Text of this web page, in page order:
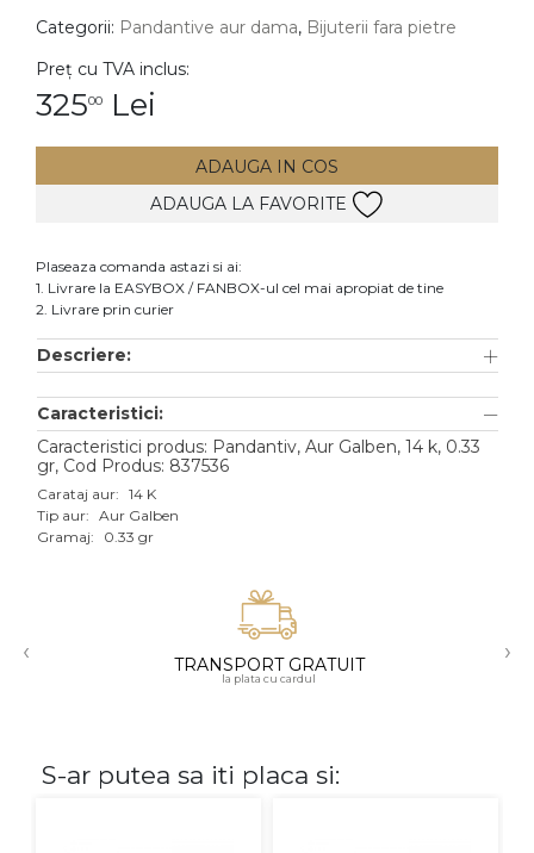
Inele
Cercei
Bratari
Lanturi
Pandantive
Accesorii
Aur galben
Aur alb
Aur roz
Categorii: Pandantive aur dama, Bijuterii fara pietre
Preț cu TVA inclus:
32500 Lei
ADAUGA IN COS
ADAUGA LA FAVORITE
Plaseaza comanda astazi si ai:
1. Livrare la EASYBOX / FANBOX-ul cel mai apropiat de tine
2. Livrare prin curier
Descriere:
Caracteristici:
Caracteristici produs: Pandantiv, Aur Galben, 14 k, 0.33
gr, Cod Produs: 837536
Carataj aur: 14 K
Tip aur: Aur Galben
Gramaj:
0.33 gr
‹ TRANSPORT GRATUIT
la plata cu cardul
›
S-ar putea sa iti placa si: